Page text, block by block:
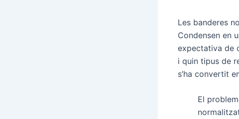
Les banderes
Condensen en
expectativa de
i quin tipus de
s’ha convertit
El